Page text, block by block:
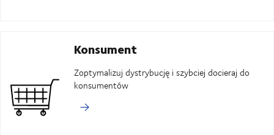
Konsument
Zoptymalizuj dystrybucję i szybciej docieraj do
konsumentów